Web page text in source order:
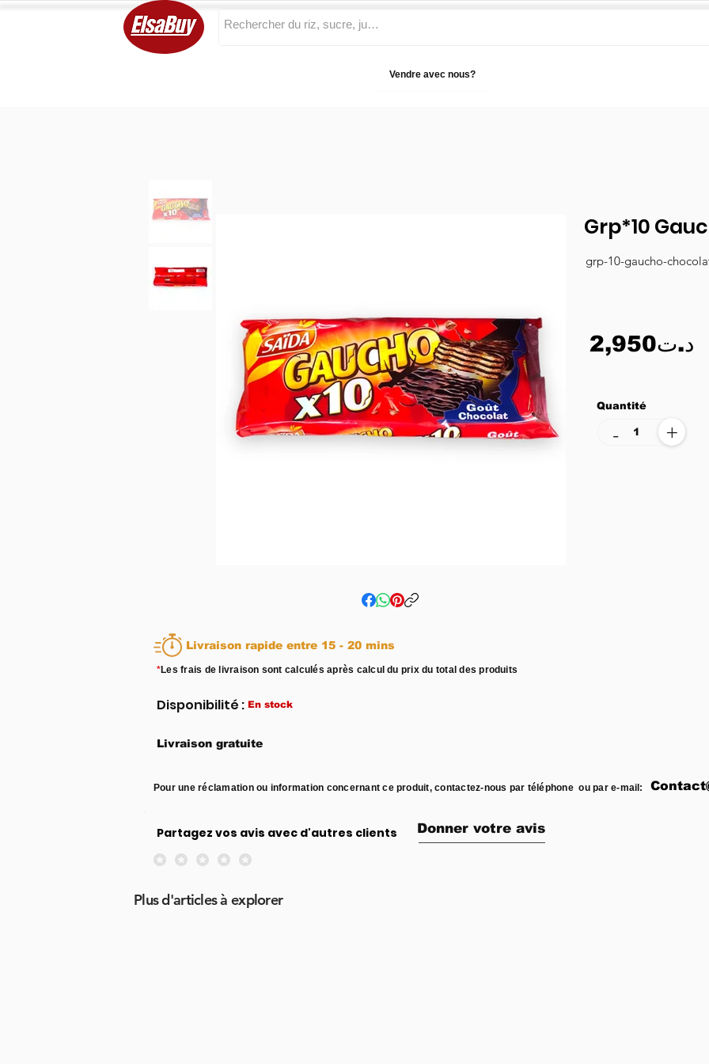
Vendre avec nous?
Grp*10
grp-10-gaucho-
2,950د.ت
Quantité
+
-
Livraison rapide entre 15 - 20 mins
*Les frais de livraison sont calculés après calcul du prix du total des produits
Disponibilité : En stock
Livraison gratuite
Pour une réclamation ou information concernant ce produit, contactez-nous par téléphone ou par e-mail:
Partagez vos avis avec d'autres clients Donner votre avis
Aucune note pour le moment
Plus d'articles à explorer